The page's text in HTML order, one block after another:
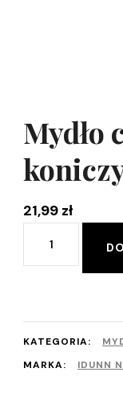
Mydło
21,99 zł
Mydło
100
g
KATEGORIA:
MARKA:
IDUNN